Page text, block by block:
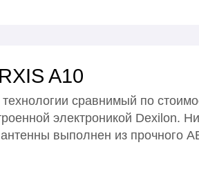
A10
сравнимый по
электроникой Dexilon.
выполнен из прочного